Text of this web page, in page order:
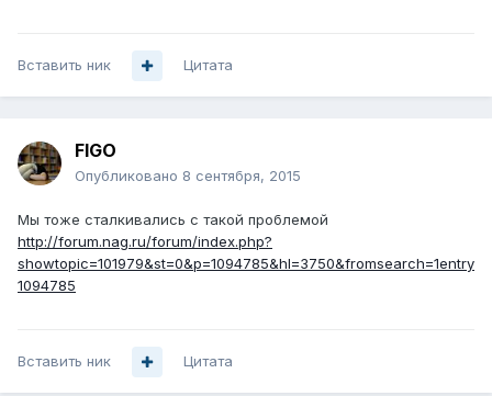
Вставить ник Цитата
FIGO
Опубликовано 8 сентября, 2015
Мы тоже сталкивались с такой проблемой
http://forum.nag.ru/forum/index.php?
showtopic=101979&st=0&p=1094785&hl=3750&fromsearch=1entry
1094785
Вставить ник Цитата